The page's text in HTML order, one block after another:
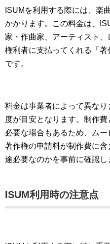
ISUMを利用する際には、楽
かかります。この料金は、
家・作曲家、アーティスト
権利者に支払ってくれる「著
です。
料金は事業者によって異な
度が目安となります。制作
必要な場合もあるため、ムー
著作権の申請料が制作費に
途必要なのかを事前に確認し
ISUM利用時の注意点